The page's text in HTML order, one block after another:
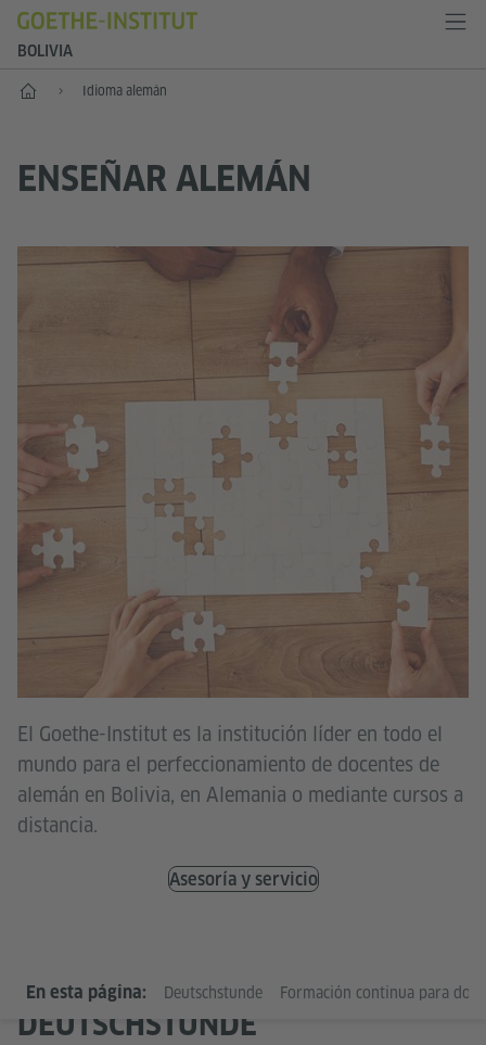
BOLIVIA
Inicio Idioma alemán
ENSEÑAR ALEMÁN
El Goethe-Institut es la institución líder en todo el
mundo para el perfeccionamiento de docentes de
alemán en Bolivia, en Alemania o mediante cursos a
distancia.
Asesoría y servicio
En esta página: Deutschstunde Formación continua para
DEUTSCHSTUNDE